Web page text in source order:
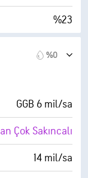
%23
%0
6 mil
30000 fit
%0
GGB 6 mil/sa
Çok Sakıncalı
14 mil/sa